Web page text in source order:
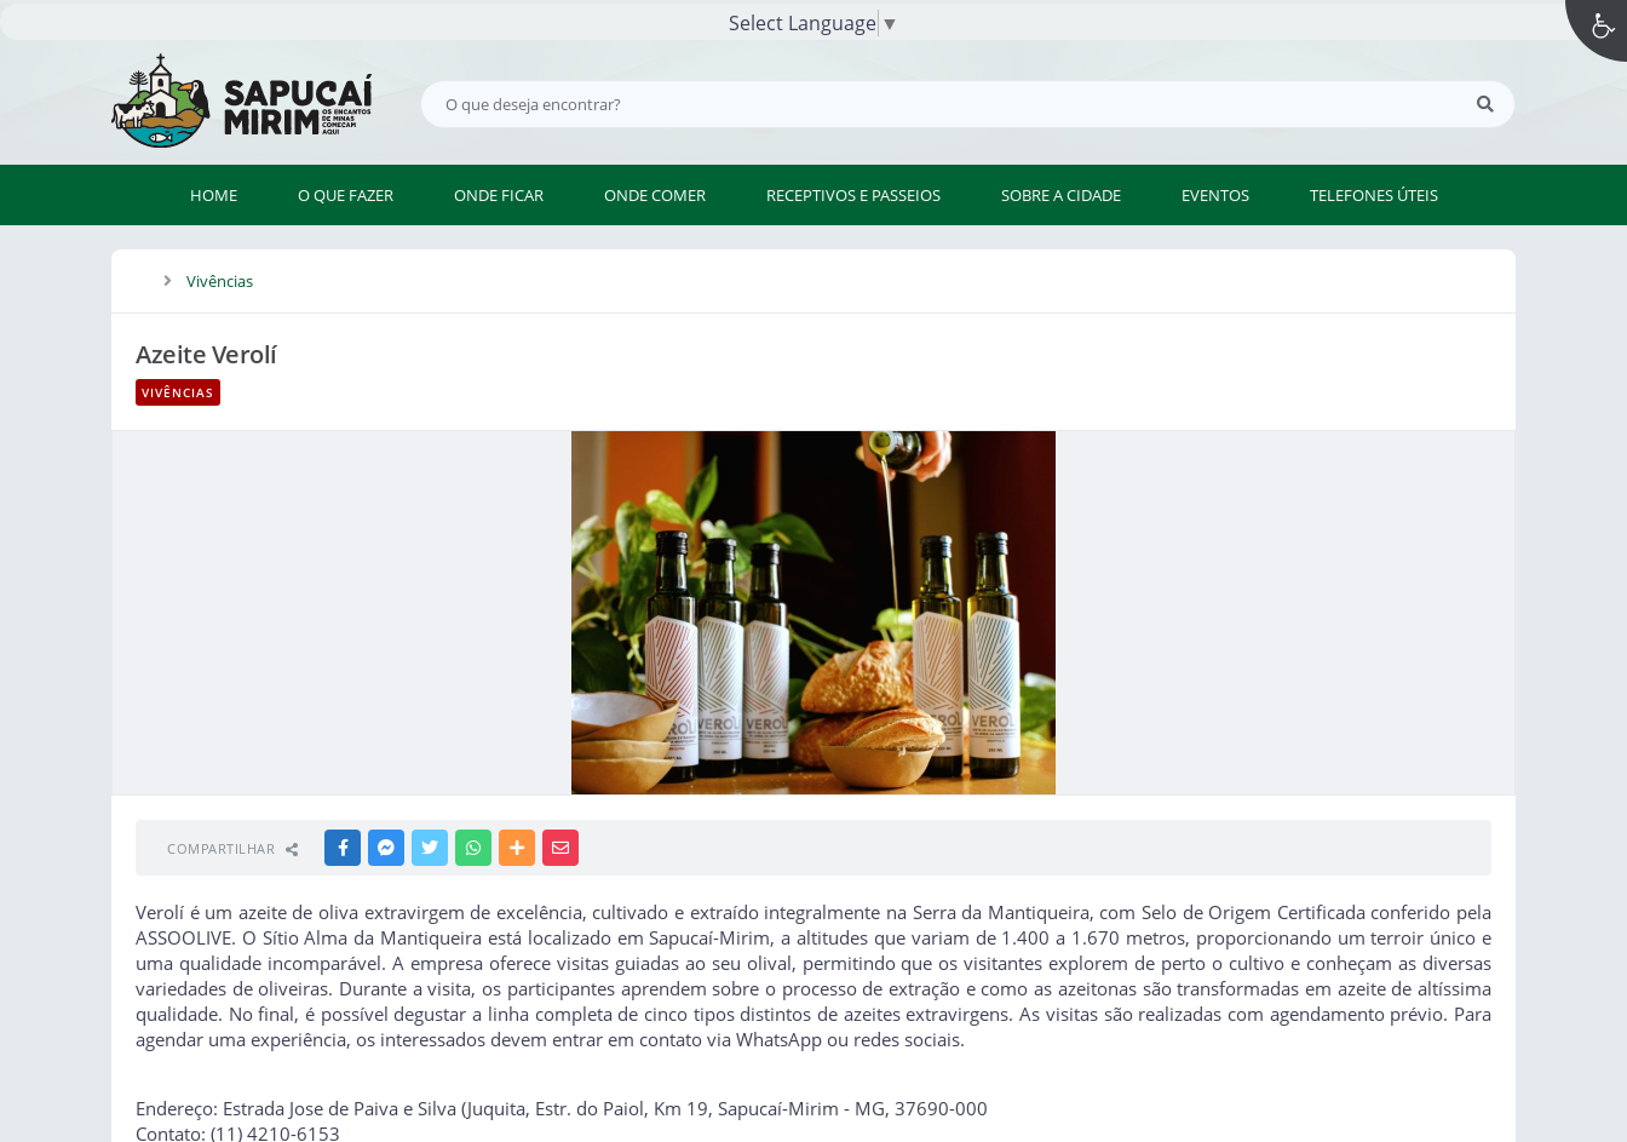
Select Language ▼
HOME O QUE FAZER ONDE FICAR ONDE COMER RECEPTIVOS E PASSEIOS SOBRE A CIDADE EVENTOS TELEFONES ÚTEIS
Vivências
Azeite Verolí
VIVÊNCIAS
COMPARTILHAR FACEBOOKMESSENGER
TWITTER WHATSAPPMAIS
Verolí é um azeite de oliva extravirgem de excelência, cultivado e extraído integralmente na Serra da Mantiqueira, com Selo de Origem Certificada conferido pela
ASSOOLIVE. O Sítio Alma da Mantiqueira está localizado em Sapucaí-Mirim, a altitudes que variam de 1.400 a 1.670 metros, proporcionando um terroir único e
uma qualidade incomparável. A empresa oferece visitas guiadas ao seu olival, permitindo que os visitantes explorem de perto o cultivo e conheçam as diversas
variedades de oliveiras. Durante a visita, os participantes aprendem sobre o processo de extração e como as azeitonas são transformadas em azeite de altíssima
qualidade. No final, é possível degustar a linha completa de cinco tipos distintos de azeites extravirgens. As visitas são realizadas com agendamento prévio. Para
agendar uma experiência, os interessados devem entrar em contato via WhatsApp ou redes sociais.
Endereço: Estrada Jose de Paiva e Silva (Juquita, Estr. do Paiol, Km 19, Sapucaí-Mirim - MG, 37690-000
Contato: (11) 4210-6153